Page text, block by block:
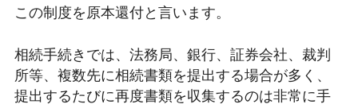
この制度を原本還付と言います。
相続手続きでは、法務局、銀行、証券会社、裁判
所等、複数先に相続書類を提出する場合が多く、
提出するたびに再度書類を収集するのは非常に手